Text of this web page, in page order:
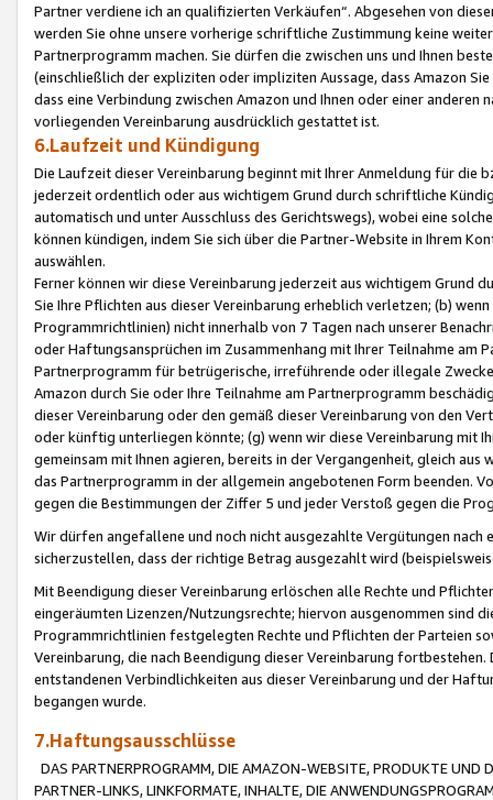
Partner verdiene ich an qualifizierten Verkäufen“. Abgesehen von
werden Sie ohne unsere vorherige schriftliche Zustimmung keine
Partnerprogramm machen. Sie dürfen die zwischen uns und Ihnen
(einschließlich der expliziten oder impliziten Aussage, dass Amazon
dass eine Verbindung zwischen Amazon und Ihnen oder einer
vorliegenden Vereinbarung ausdrücklich gestattet ist.
6.Laufzeit und Kündigung
Die Laufzeit dieser Vereinbarung beginnt mit Ihrer Anmeldung für die
jederzeit ordentlich oder aus wichtigem Grund durch schriftliche
automatisch und unter Ausschluss des Gerichtswegs), wobei eine
können kündigen, indem Sie sich über die Partner-Website in Ihrem
auswählen.
Ferner können wir diese Vereinbarung jederzeit aus wichtigem Grund
Sie Ihre Pflichten aus dieser Vereinbarung erheblich verletzen; (b)
Programmrichtlinien) nicht innerhalb von 7 Tagen nach unserer
oder Haftungsansprüchen im Zusammenhang mit Ihrer Teilnahme am
Partnerprogramm für betrügerische, irreführende oder illegale
Amazon durch Sie oder Ihre Teilnahme am Partnerprogramm
dieser Vereinbarung oder den gemäß dieser Vereinbarung von den
oder künftig unterliegen könnte; (g) wenn wir diese Vereinbarung mit
gemeinsam mit Ihnen agieren, bereits in der Vergangenheit, gleich
das Partnerprogramm in der allgemein angebotenen Form beenden.
gegen die Bestimmungen der Ziffer 5 und jeder Verstoß gegen die
Wir dürfen angefallene und noch nicht ausgezahlte Vergütungen
sicherzustellen, dass der richtige Betrag ausgezahlt wird
Mit Beendigung dieser Vereinbarung erlöschen alle Rechte und
eingeräumten Lizenzen/Nutzungsrechte; hiervon ausgenommen sind
Programmrichtlinien festgelegten Rechte und Pflichten der Parteien
Vereinbarung, die nach Beendigung dieser Vereinbarung
entstandenen Verbindlichkeiten aus dieser Vereinbarung und der
begangen wurde.
7.Haftungsausschlüsse
DAS PARTNERPROGRAMM, DIE AMAZON-WEBSITE, PRODUKTE UND
PARTNER-LINKS, LINKFORMATE, INHALTE, DIE